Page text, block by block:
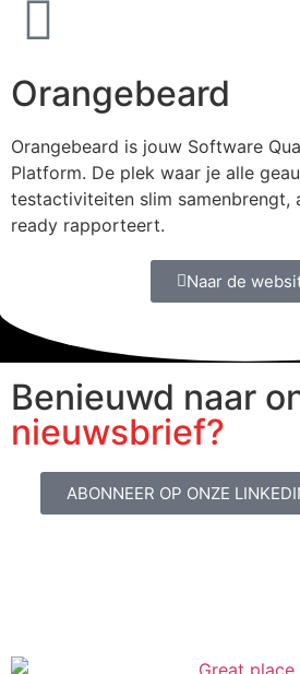
Orangebeard
Orangebeard is jouw Software
Platform. De plek waar je alle
testactiviteiten slim samenbrengt,
ready rapporteert.
Naar de
Benieuwd naar
nieuwsbrief?
ABONNEER OP ONZE